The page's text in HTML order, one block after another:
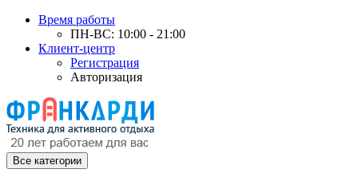
Время работы
ПН-ВС: 10:00 - 21:00
Клиент-центр
Регистрация
Авторизация
Все категории